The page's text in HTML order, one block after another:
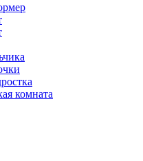
комната